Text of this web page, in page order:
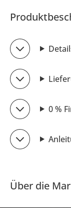
0 %
Über die